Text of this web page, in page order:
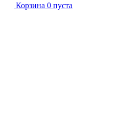
Корзина 0 пуста